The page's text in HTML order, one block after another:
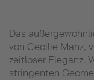
Das
von Cecilie Manz,
zeitloser Eleganz.
stringenten